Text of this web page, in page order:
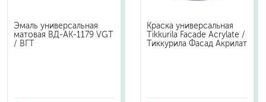
Эмаль универсальная
матовая ВД-АК-1179 VGT
/ ВГТ
Краска универсальная
Tikkurila Facade Acrylate /
Тиккурила Фасад Акрилат